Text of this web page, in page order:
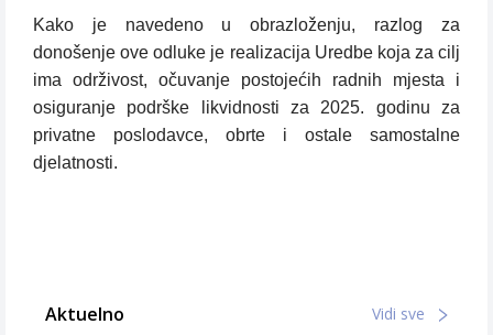
Kako je navedeno u obrazloženju, razlog za
donošenje ove odluke je realizacija Uredbe koja za cilj
ima održivost, očuvanje postojećih radnih mjesta i
osiguranje podrške likvidnosti za 2025. godinu za
privatne poslodavce, obrte i ostale samostalne
djelatnosti.
Aktuelno Vidi sve